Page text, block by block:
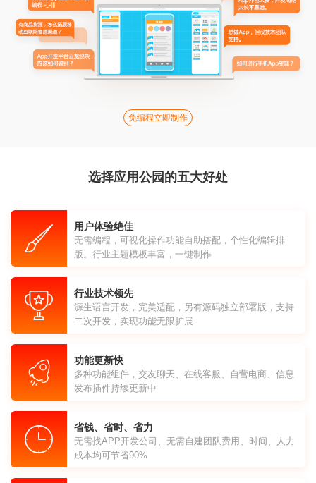
免编程立即制作
选择应用公园的五大好处
用户体验绝佳
无需编程，可视化操作功能自助搭配，个性化编辑排
版。行业主题模板丰富，一键制作
行业技术领先
源生语言开发，完美适配，另有源码独立部署版，支持
二次开发，实现功能无限扩展
功能更新快
多种功能组件，交友聊天、在线客服、自营电商、信息
发布插件持续更新中
省钱、省时、省力
无需找APP开发公司、无需自建团队费用、时间、人力
成本均可节省90%